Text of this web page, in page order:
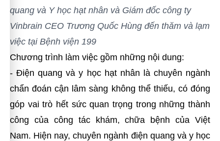
quang và Y học hạt nhân và Giám đốc công ty
Vinbrain CEO Trương Quốc Hùng đến thăm và lạm
việc tại Bệnh viện 199
Chương trình làm việc gồm những nội dung:
- Điện quang và y học hạt nhân là chuyên ngành
chẩn đoán cận lâm sàng không thể thiếu, có đóng
góp vai trò hết sức quan trọng trong những thành
công của công tác khám, chữa bệnh của Việt
Nam. Hiện nay, chuyên ngành điện quang và y học